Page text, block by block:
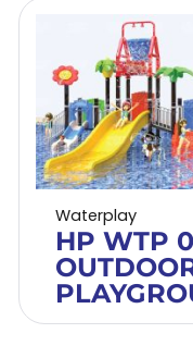
Waterplay
HP WTP